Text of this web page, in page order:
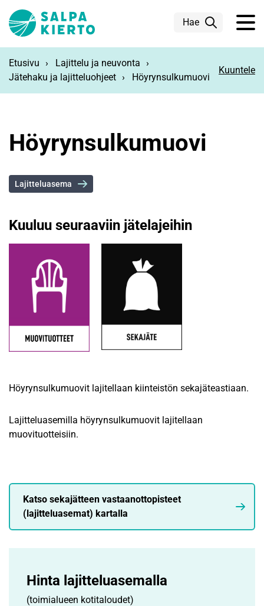
Hae
Etusivu
Lajittelu ja neuvonta
Jätehaku ja lajitteluohjeet
Höyrynsulkumuovi
Kuuntele
Höyrynsulkumuovi
Lajitteluasema
Kuuluu seuraaviin jätelajeihin
Höyrynsulkumuovit lajitellaan kiinteistön sekajäteastiaan.
Lajitteluasemilla höyrynsulkumuovit lajitellaan
muovituotteisiin.
Katso sekajätteen vastaanottopisteet
(lajitteluasemat) kartalla
Hinta lajittelu­asemalla
(toimialueen kotitaloudet)